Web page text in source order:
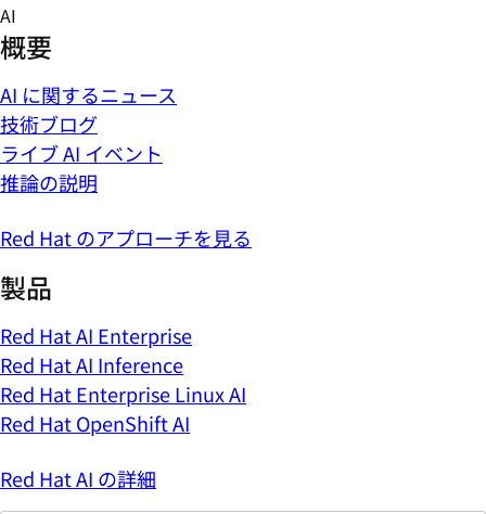
Skip
to
content
AI
概要
AI に関するニュース
技術ブログ
ライブ AI イベント
推論の説明
Red Hat のアプローチを見る
製品
Red Hat AI Enterprise
Red Hat AI Inference
Red Hat Enterprise Linux AI
Red Hat OpenShift AI
Red Hat AI の詳細